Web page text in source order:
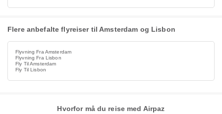
Flere anbefalte flyreiser til Amsterdam og Lisbon
Flyvning Fra Amsterdam
Flyvning Fra Lisbon
Fly Til Amsterdam
Fly Til Lisbon
Hvorfor må du reise med Airpaz